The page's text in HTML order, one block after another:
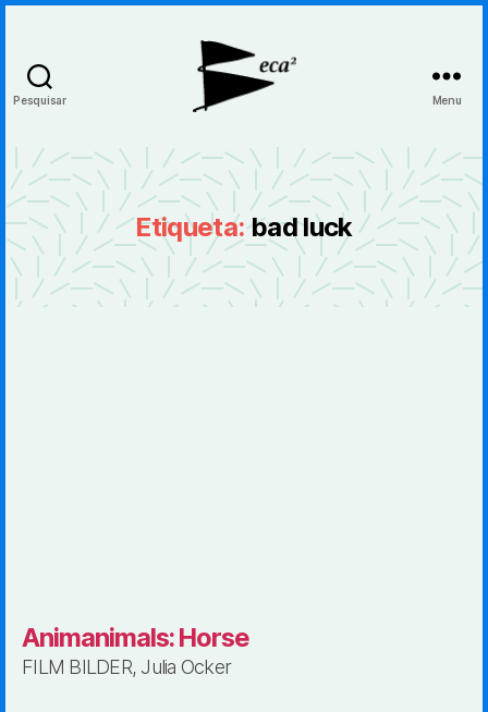
Pesquisar Menu
Etiqueta: bad luck
Animanimals: Horse
FILM BILDER, Julia Ocker